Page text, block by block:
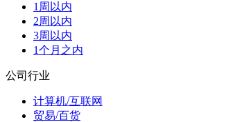
1周以内
2周以内
3周以内
1个月之内
公司行业
计算机/互联网
贸易/百货